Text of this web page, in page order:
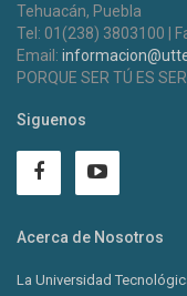
Tehuacán, Puebla
Tel: 01(238) 3803100 |
Email:
PORQUE SER TÚ ES
Siguenos
Acerca de Nosotros
La Universidad